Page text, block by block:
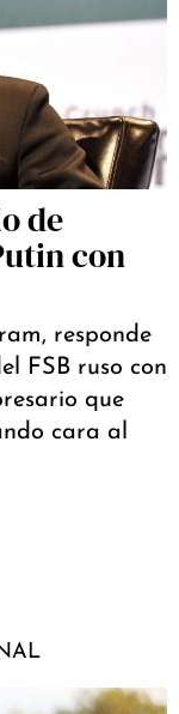
de
con
responde
FSB ruso con
que
cara al